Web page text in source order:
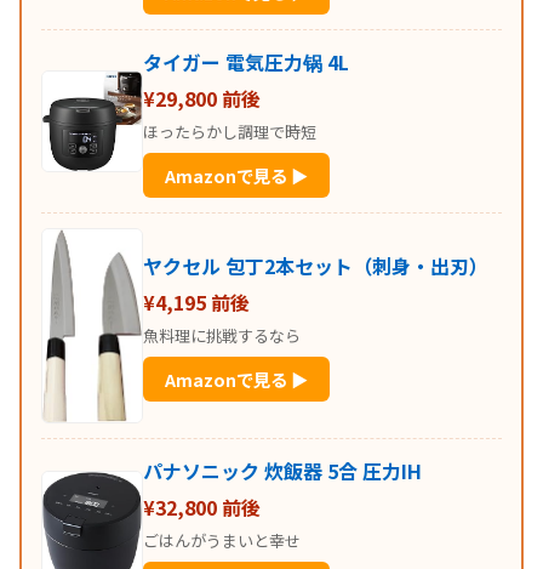
タイガー 電気圧力锅 4L
¥29,800 前後
ほったらかし調理で時短
Amazonで見る ▶
ヤクセル 包丁2本セット（刺身・出刃）
¥4,195 前後
魚料理に挑戦するなら
Amazonで見る ▶
パナソニック 炊飯器 5合 圧力IH
¥32,800 前後
ごはんがうまいと幸せ